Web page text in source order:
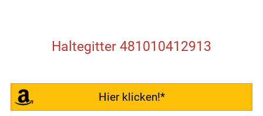
Haltegitter 481010412913
Hier klicken!*